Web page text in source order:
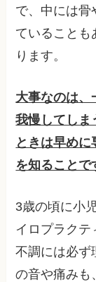
で、中には骨
ていることも
ります。
大事なのは、
我慢してしま
ときは早め
を知ることで
3歳の頃に小
イロプラク
不調には必ず
の音や痛みも